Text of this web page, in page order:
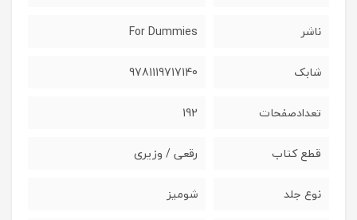
ناشر For Dummies
شابک 9781119717140
تعدادصفحات 192
قطع کتاب رقعی / وزیری
نوع جلد شومیز